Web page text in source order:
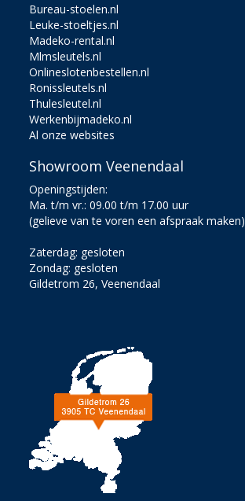
Bureau-stoelen.nl
Leuke-stoeltjes.nl
Madeko-rental.nl
Mlmsleutels.nl
Onlineslotenbestellen.nl
Ronissleutels.nl
Thulesleutel.nl
Werkenbijmadeko.nl
Al onze websites
Showroom Veenendaal
Openingstijden:
Ma. t/m vr.: 09.00 t/m 17.00 uur
(gelieve van te voren een afspraak maken)
Zaterdag: gesloten
Zondag: gesloten
Gildetrom 26, Veenendaal